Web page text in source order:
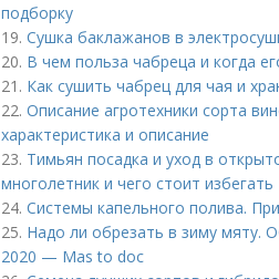
подборку
19. Сушка баклажанов в
20. В чем польза чабреца и когда
21. Как сушить чабрец для чая и
22. Описание агротехники сорта
характеристика и описание
23. Тимьян посадка и уход в
многолетник и чего стоит избегать
24. Системы капельного полива.
25. Надо ли обрезать в зиму мяту.
2020 — Mas to doc